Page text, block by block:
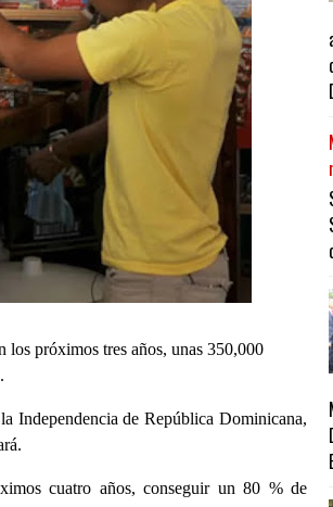
próximos tres años, unas 350,000
Independencia de República Dominicana,
cuatro años, conseguir un 80 % de